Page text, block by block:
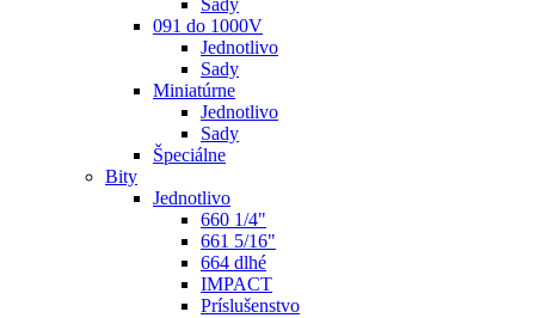
Sady
091 do 1000V
Jednotlivo
Sady
Miniatúrne
Jednotlivo
Sady
Špeciálne
Bity
Jednotlivo
660 1/4"
661 5/16"
664 dlhé
IMPACT
Príslušenstvo